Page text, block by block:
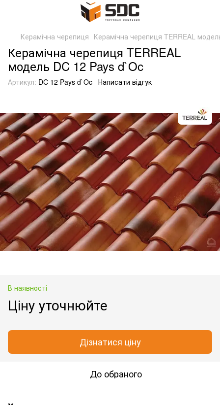
Керамічна черепиця Керамічна черепиця TERREAL
Керамічна черепиця TERREAL
модель DC 12 Pays d`Oc
Артикул: DC 12 Pays d`Oc Написати відгук
В наявності
Ціну уточнюйте
Дізнатися ціну
До обраного